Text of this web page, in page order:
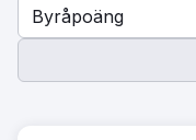
Byråpoäng